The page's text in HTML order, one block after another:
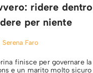
ridere
per niente
Serena Faro
finisce per governare
e un marito molto